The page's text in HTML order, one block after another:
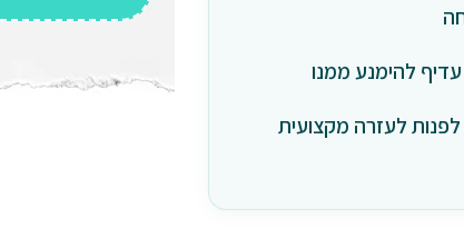
להימנע ממנו
לעזרה מקצועית